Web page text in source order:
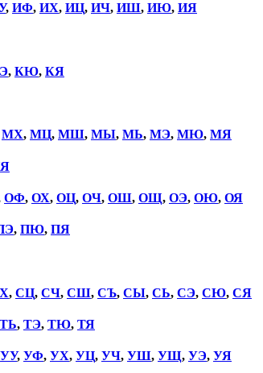
, ИФ, ИХ, ИЦ, ИЧ, ИШ, ИЮ, ИЯ
, КЮ, КЯ
МХ, МЦ, МШ, МЫ, МЬ, МЭ, МЮ, МЯ
ОФ, ОХ, ОЦ, ОЧ, ОШ, ОЩ, ОЭ, ОЮ, ОЯ
, ПЮ, ПЯ
, СЦ, СЧ, СШ, СЪ, СЫ, СЬ, СЭ, СЮ, СЯ
ТЬ, ТЭ, ТЮ, ТЯ
УУ, УФ, УХ, УЦ, УЧ, УШ, УЩ, УЭ, УЯ